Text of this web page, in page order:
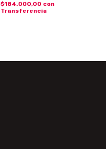
$184.000,00 con
Transferencia